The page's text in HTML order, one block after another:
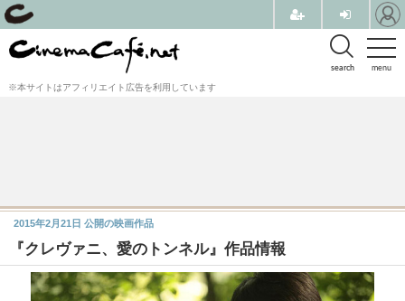
menu
search
※本サイトはアフィリエイト広告を利用しています
『クレヴァニ、愛のトンネル』作品情報
2015年2月21日 公開の映画作品